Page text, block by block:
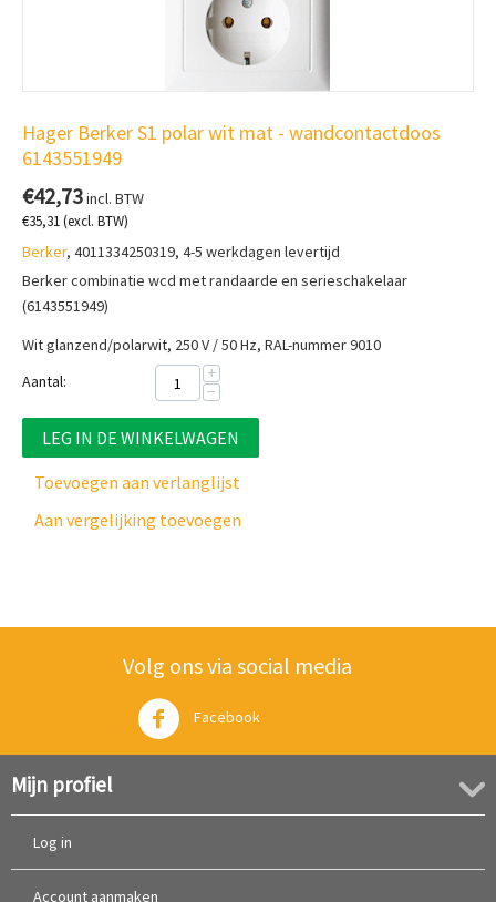
Hager Berker S1 polar wit mat - wandcontactdoos
6143551949
€42,73incl. BTW
€35,31(excl. BTW)
Berker, 4011334250319, 4-5 werkdagen levertijd
Berker combinatie wcd met randaarde en serieschakelaar
(6143551949)
Wit glanzend/polarwit, 250 V / 50 Hz, RAL-nummer 9010
Aantal:
+
−
LEG IN DE WINKELWAGEN
Toevoegen aan verlanglijst
Aan vergelijking toevoegen
Volg ons via social media
Facebook
Mijn profiel
Log in
Account aanmaken